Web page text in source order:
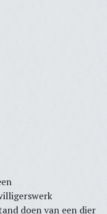
doen van een dier